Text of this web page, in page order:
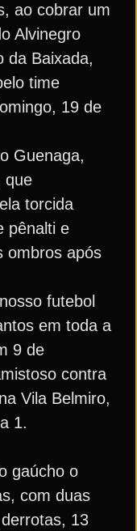
ao cobrar um
Alvinegro
da Baixada,
time
19 de
Guenaga,
que
torcida
pênalti e
ombros após
futebol
em toda a
9 de
contra
Vila Belmiro,
1.
gaúcho o
com duas
13